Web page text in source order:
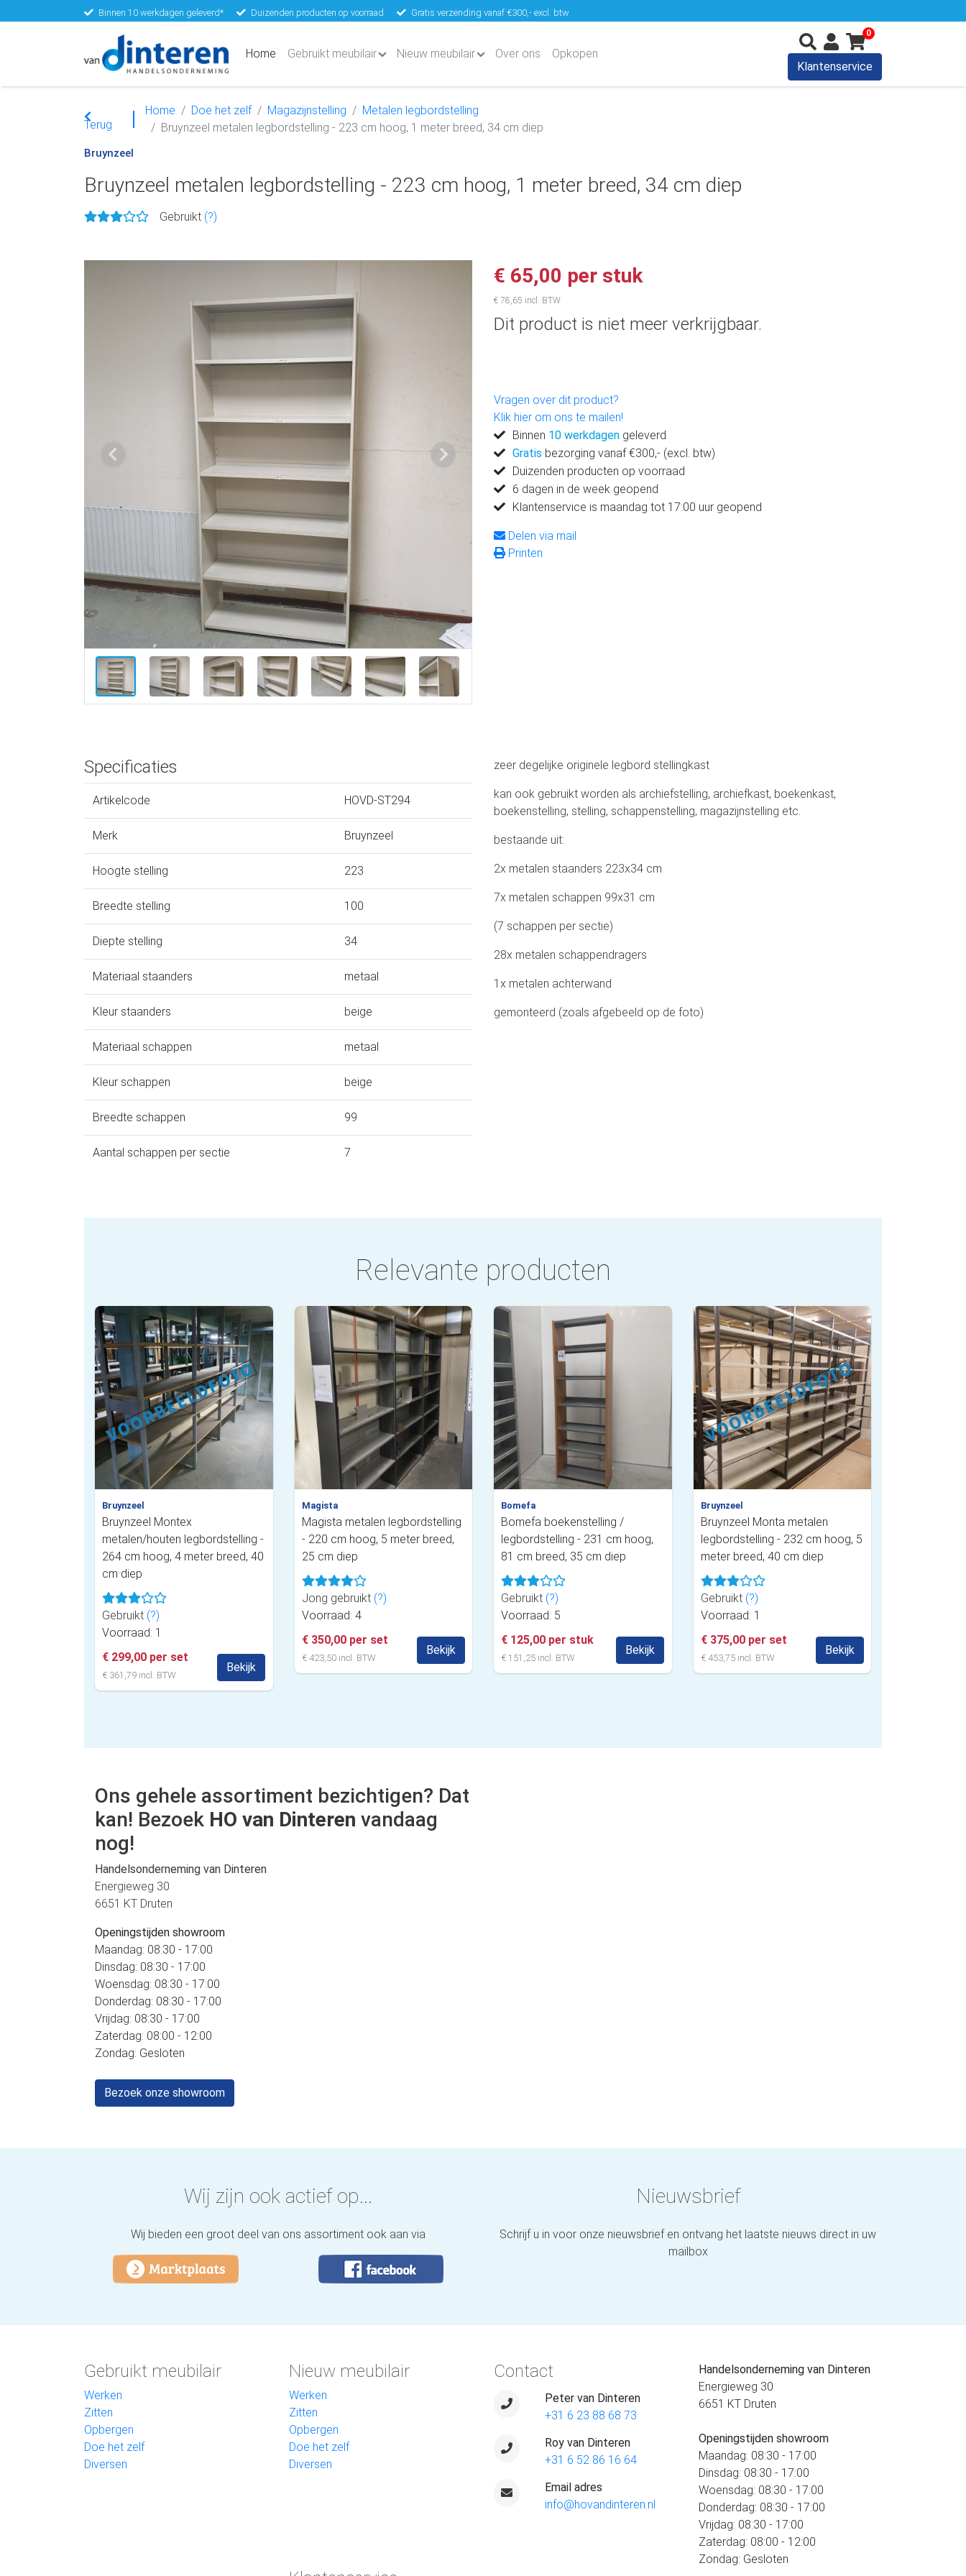
Binnen 10 werkdagen geleverd* Duizenden producten op voorraad Gratis verzending vanaf €300,- excl. btw
Home (current)
Gebruikt meubilair Nieuw meubilair Over ons Opkopen
0
Klantenservice
Terug
Home Doe het zelf Magazijnstelling
Metalen legbordstelling
Bruynzeel metalen legbordstelling - 223 cm hoog, 1 meter breed, 34 cm diep
Bruynzeel
Bruynzeel metalen legbordstelling - 223 cm hoog, 1 meter breed, 34 cm diep
Gebruikt (?)
Vorige Volgende
€ 65,00 per stuk
€ 78,65 incl. BTW
Dit product is niet meer verkrijgbaar.
Vragen over dit product?
Klik hier om ons te mailen!
Binnen 10 werkdagen geleverd
Gratis bezorging vanaf €300,- (excl. btw)
Duizenden producten op voorraad
6 dagen in de week geopend
Klantenservice is maandag tot 17:00 uur geopend
Delen via mail
Printen
zeer degelijke originele legbord stellingkast
kan ook gebruikt worden als archiefstelling, archiefkast, boekenkast,
boekenstelling, stelling, schappenstelling, magazijnstelling etc.
bestaande uit:
2x metalen staanders 223x34 cm
7x metalen schappen 99x31 cm
(7 schappen per sectie)
28x metalen schappendragers
1x metalen achterwand
gemonteerd (zoals afgebeeld op de foto)
Specificaties
Artikelcode HOVD-ST294
Merk Bruynzeel
Hoogte stelling 223
Breedte stelling 100
Diepte stelling 34
Materiaal staanders metaal
Kleur staanders beige
Materiaal schappen metaal
Kleur schappen beige
Breedte schappen 99
Aantal schappen per sectie 7
Relevante producten
Bruynzeel
Bruynzeel Montex
metalen/houten legbordstelling -
264 cm hoog, 4 meter breed, 40
cm diep
Gebruikt (?)
Voorraad: 1
€ 299,00 per set
€ 361,79 incl. BTW
Bekijk
Magista
Magista metalen legbordstelling
- 220 cm hoog, 5 meter breed,
25 cm diep
Jong gebruikt (?)
Voorraad: 4
€ 350,00 per set
€ 423,50 incl. BTW
Bekijk
Bomefa
Bomefa boekenstelling /
legbordstelling - 231 cm hoog,
81 cm breed, 35 cm diep
Gebruikt (?)
Voorraad: 5
€ 125,00 per stuk
€ 151,25 incl. BTW
Bekijk
Bruynzeel
Bruynzeel Monta metalen
legbordstelling - 232 cm hoog, 5
meter breed, 40 cm diep
Gebruikt (?)
Voorraad: 1
€ 375,00 per set
€ 453,75 incl. BTW
Bekijk
Ons gehele assortiment bezichtigen? Dat
kan! Bezoek HO van Dinteren vandaag
nog!
Handelsonderneming van Dinteren
Energieweg 30
6651 KT Druten
Openingstijden showroom
Maandag: 08:30 - 17:00
Dinsdag: 08:30 - 17:00
Woensdag: 08:30 - 17:00
Donderdag: 08:30 - 17:00
Vrijdag: 08:30 - 17:00
Zaterdag: 08:00 - 12:00
Zondag: Gesloten
Bezoek onze showroom
Wij zijn ook actief op...
Wij bieden een groot deel van ons assortiment ook aan via
Nieuwsbrief
Schrijf u in voor onze nieuwsbrief en ontvang het laatste nieuws direct in uw
mailbox
Gebruikt meubilair
Werken
Zitten
Opbergen
Doe het zelf
Diversen
Nieuw meubilair
Werken
Zitten
Opbergen
Doe het zelf
Diversen
Contact
Peter van Dinteren
+31 6 23 88 68 73
Roy van Dinteren
+31 6 52 86 16 64
Email adres
info@hovandinteren.nl
Handelsonderneming van Dinteren
Energieweg 30
6651 KT Druten
Openingstijden showroom
Maandag: 08:30 - 17:00
Dinsdag: 08:30 - 17:00
Woensdag: 08:30 - 17:00
Donderdag: 08:30 - 17:00
Vrijdag: 08:30 - 17:00
Zaterdag: 08:00 - 12:00
Zondag: Gesloten